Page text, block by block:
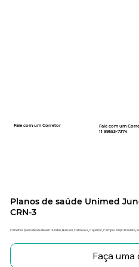
Fale com um Corretor
12 99740-6958
Fale com um
11 99553-7374
Planos de saúde Unimed
CRN-3
O melhor plano de saúde em: Jundiaí, Barueri, Cabreúva, Cajamar, Campo Limpo Paulista,
Faça uma